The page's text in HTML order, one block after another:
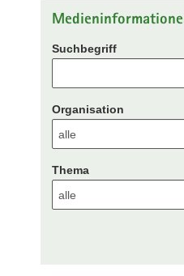
Suchbegriff
Organisation
Thema